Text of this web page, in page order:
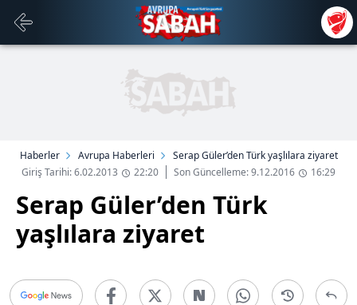
Haberler Avrupa Haberleri
Serap Güler’den Türk yaşlılara ziyaret
Giriş Tarihi: 6.02.2013
22:20 Son Güncelleme: 9.12.2016 16:29
Serap Güler’den Türk
yaşlılara ziyaret